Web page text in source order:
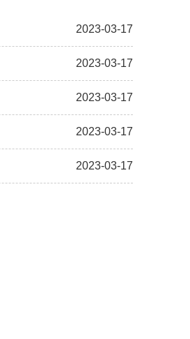
2023-03-17
2023-03-17
2023-03-17
2023-03-17
2023-03-17